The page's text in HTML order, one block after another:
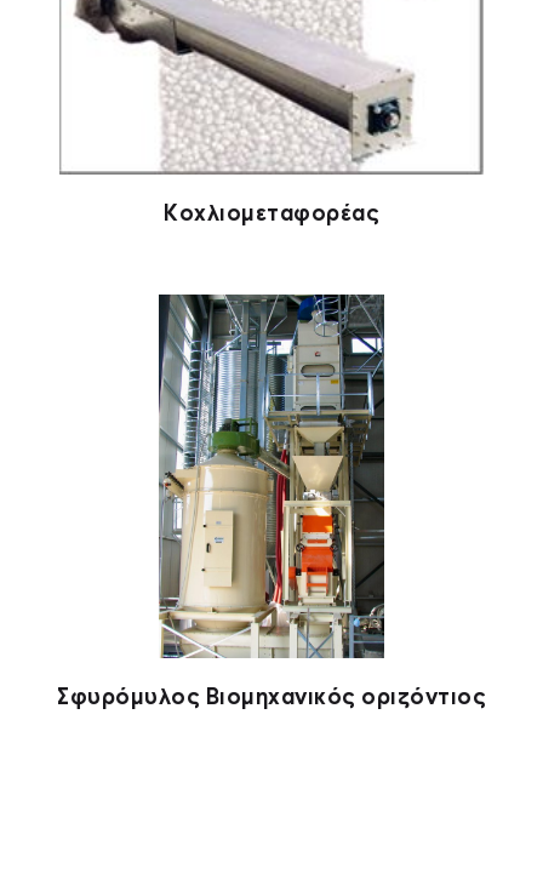
Κοχλιομεταφορέας
Σφυρόμυλος Βιομηχανικός οριζόντιος